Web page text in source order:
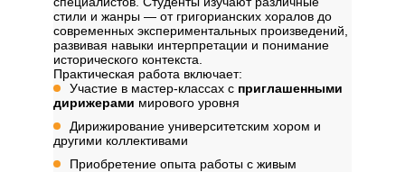
стили и жанры — от григорианских хоралов до
современных экспериментальных произведений,
развивая навыки интерпретации и понимание
исторического контекста.
Практическая работа включает:
Участие в мастер-классах с приглашенными
дирижерами мирового уровня
Дирижирование университетским хором и
другими коллективами
Приобретение опыта работы с живым